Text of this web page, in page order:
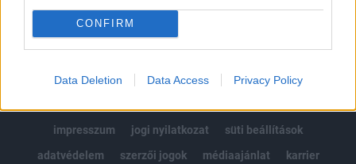
CONFIRM
Data Deletion Data Access Privacy Policy
impresszum
jogi nyilatkozat
süti beállítások
adatvédelem
szerzői jogok médiaajánlat karrier